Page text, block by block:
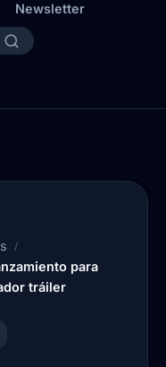
Newsletter
para
tráiler